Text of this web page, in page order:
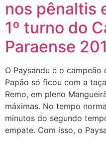
nos pênaltis
1º turno do
Paraense
O Paysandu é o campeão
Papão só ficou com a
Remo, em pleno
máximas. No tempo
minutos do segundo
empate. Com isso, o